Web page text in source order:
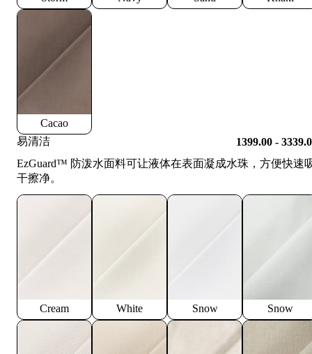
Cacao
易清洁
1399.00 -
EzGuard™️ 防泼水面料可让液体在表面凝成水珠，方便快速
干擦净。
Cream White Snow Snow